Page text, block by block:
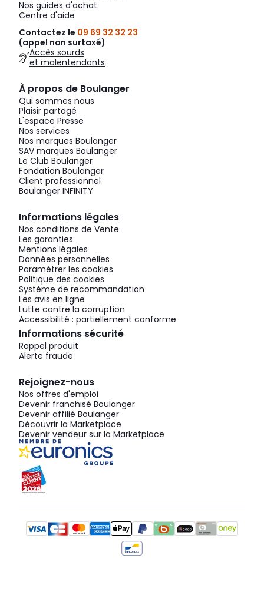
Nos guides d'achat
Centre d'aide
Contactez le 09 69 32 32 23
(appel non surtaxé)
Accès sourds
et malentendants
À propos de Boulanger
Qui sommes nous
Plaisir partagé
L'espace Presse
Nos services
Nos marques Boulanger
SAV marques Boulanger
Le Club Boulanger
Fondation Boulanger
Client professionnel
Boulanger INFINITY
Informations légales
Nos conditions de Vente
Les garanties
Mentions légales
Données personnelles
Paramétrer les cookies
Politique des cookies
Système de recommandation
Les avis en ligne
Lutte contre la corruption
Accessibilité : partiellement conforme
Informations sécurité
Rappel produit
Alerte fraude
Rejoignez-nous
Nos offres d'emploi
Devenir franchisé Boulanger
Devenir affilié Boulanger
Découvrir la Marketplace
Devenir vendeur sur la Marketplace